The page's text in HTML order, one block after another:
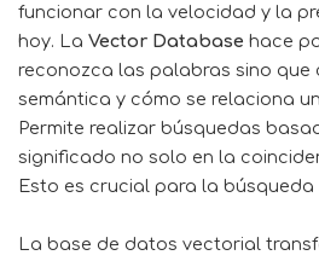
funcionar con la velocidad y la
hoy. La Vector Database hace
reconozca las palabras sino que
semántica y cómo se relaciona
Permite realizar búsquedas
significado no solo en la
Esto es crucial para la búsqueda
La base de datos vectorial